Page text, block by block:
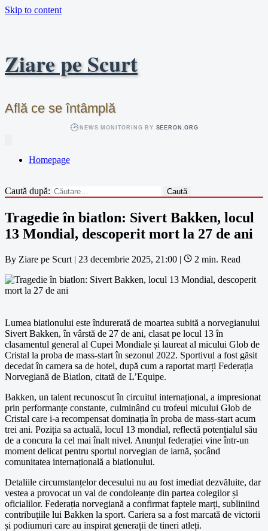
Skip to content
Ziare pe Scurt
Află ce se întâmplă
NEWS MONITORING BY SEERON.ORG
Homepage
Caută după:
Tragedie în biatlon: Sivert Bakken, locul
13 Mondial, descoperit mort la 27 de ani
By Ziare pe Scurt | 23 decembrie 2025, 21:00 | 2 min. Read
Lumea biatlonului este îndurerată de moartea subită a norvegianului
Sivert Bakken, în vârstă de 27 de ani, clasat pe locul 13 în
clasamentul general al Cupei Mondiale și laureat al micului Glob de
Cristal la proba de mass-start în sezonul 2022. Sportivul a fost găsit
decedat în camera sa de hotel, după cum a raportat marți Federația
Norvegiană de Biatlon, citată de L’Equipe.
Bakken, un talent recunoscut în circuitul internațional, a impresionat
prin performanțe constante, culminând cu trofeul micului Glob de
Cristal care i-a recompensat dominația în proba de mass-start acum
trei ani. Poziția sa actuală, locul 13 mondial, reflectă potențialul său
de a concura la cel mai înalt nivel. Anunțul federației vine într-un
moment delicat pentru sportul norvegian de iarnă, șocând
comunitatea internațională a biatlonului.
Detaliile circumstanțelor decesului nu au fost imediat dezvăluite, dar
vestea a provocat un val de condoleanțe din partea colegilor și
oficialilor. Federația norvegiană a confirmat faptele marți, subliniind
contribuțiile lui Bakken la sport. Cariera sa a fost marcată de victorii
și podiumuri care au inspirat generații de tineri atleți.